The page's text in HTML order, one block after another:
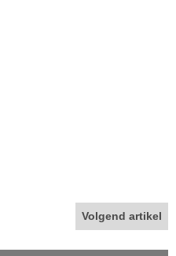
Volgend artikel